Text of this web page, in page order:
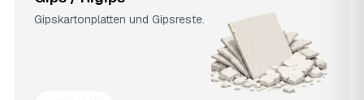
Gipskartonplatten und Gipsreste.